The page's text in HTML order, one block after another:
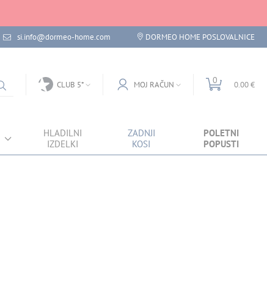
si.info@dormeo-home.com DORMEO HOME POSLOVALNICE
CLUB 5* MOJ RAČUN 0 0.00 €
HLADILNI
IZDELKI
ZADNJI
KOSI
POLETNI
POPUSTI